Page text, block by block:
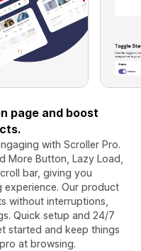
page and boost
with Scroller Pro.
More Button, Lazy Load,
bar, giving you
Our product
without interruptions,
Quick setup and 24/7
started and keep things
at browsing.